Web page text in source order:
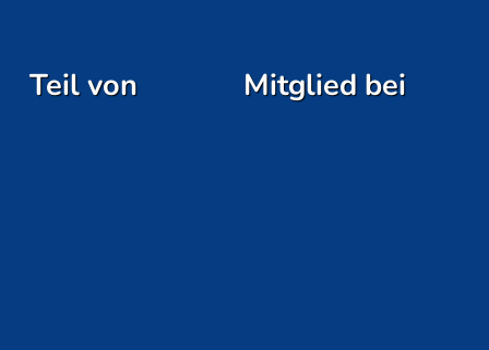
Teil von Mitglied bei